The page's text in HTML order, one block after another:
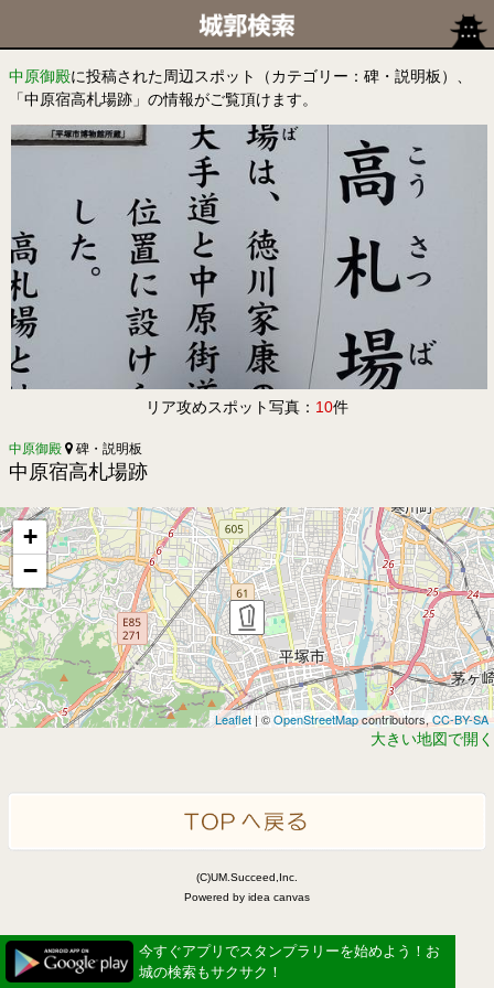
中原御殿に投稿された周辺スポット（カテゴリー：碑・説明板）、
「中原宿高札場跡」の情報がご覧頂けます。
リア攻めスポット写真： 10件
中原御殿 碑・説明板
中原宿高札場跡
+
−
Leaflet | ©OpenStreetMapcontributors,CC-BY-SA
大きい地図で開く
(C)UM.Succeed,Inc.
Powered by idea canvas
今すぐアプリでスタンプラリーを始めよう！お
城の検索もサクサク！